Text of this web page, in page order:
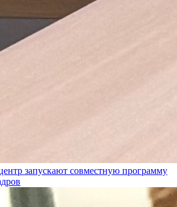
запускают совместную программу